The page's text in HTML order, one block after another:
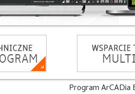
Program ArCADia